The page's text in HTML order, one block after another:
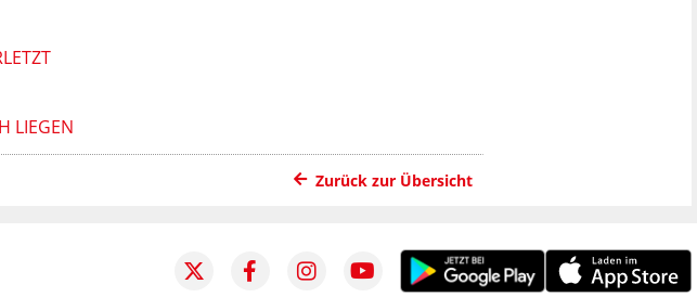
LIEGEN
Zurück zur Übersicht